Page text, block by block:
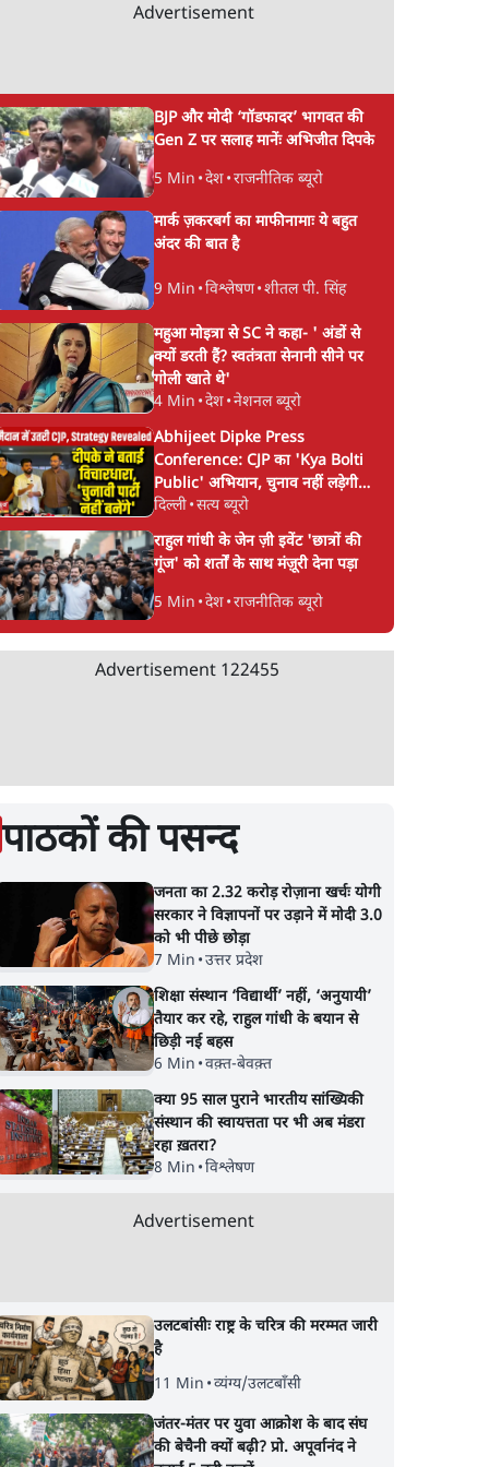
Advertisement
BJP और मोदी ‘गॉडफादर’ भागवत की
Gen Z पर सलाह मानेंः अभिजीत दिपके
5 Min •देश•राजनीतिक ब्यूरो
मार्क ज़करबर्ग का माफीनामाः ये बहुत
अंदर की बात है
9 Min •विश्लेषण•शीतल पी. सिंह
महुआ मोइत्रा से SC ने कहा- ' अंडों से
क्यों डरती हैं? स्वतंत्रता सेनानी सीने पर
गोली खाते थे'
4 Min •देश•नेशनल ब्यूरो
Abhijeet Dipke Press
Conference: CJP का 'Kya Bolti
Public' अभियान, चुनाव नहीं लड़ेगी
CJP!
दिल्ली•सत्य ब्यूरो
राहुल गांधी के जेन ज़ी इवेंट 'छात्रों की
गूंज' को शर्तों के साथ मंज़ूरी देना पड़ा
5 Min •देश•राजनीतिक ब्यूरो
Advertisement 122455
पाठकों की पसन्द
जनता का 2.32 करोड़ रोज़ाना खर्चः योगी
सरकार ने विज्ञापनों पर उड़ाने में मोदी 3.0
को भी पीछे छोड़ा
7 Min •उत्तर प्रदेश
शिक्षा संस्थान ‘विद्यार्थी’ नहीं, ‘अनुयायी’
तैयार कर रहे, राहुल गांधी के बयान से
छिड़ी नई बहस
6 Min •वक़्त-बेवक़्त
क्या 95 साल पुराने भारतीय सांख्यिकी
संस्थान की स्वायत्तता पर भी अब मंडरा
रहा ख़तरा?
8 Min •विश्लेषण
Advertisement
उलटबांसीः राष्ट्र के चरित्र की मरम्मत जारी
है
11 Min •व्यंग्य/उलटबाँसी
जंतर-मंतर पर युवा आक्रोश के बाद संघ
की बेचैनी क्यों बढ़ी? प्रो. अपूर्वानंद ने